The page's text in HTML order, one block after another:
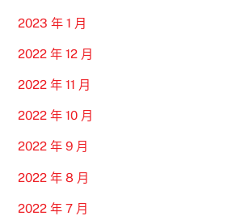
2023 年 1 月
2022 年 12 月
2022 年 11 月
2022 年 10 月
2022 年 9 月
2022 年 8 月
2022 年 7 月